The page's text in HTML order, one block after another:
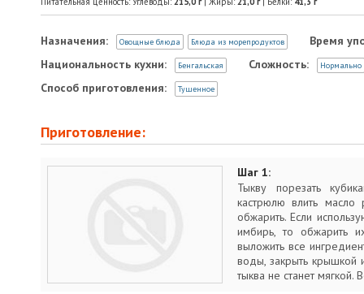
Назначения: Овощные блюда Блюда из морепродуктов
Время
Национальность кухни:
Бенгальская Сложность: Нормально
Способ приготовления: Тушенное
Приготовление:
Шаг 1:
Тыкву порезать
кастрюлю влить масло
обжарить. Если
имбирь, то обжарить
выложить все
воды, закрыть крышкой
тыква не станет